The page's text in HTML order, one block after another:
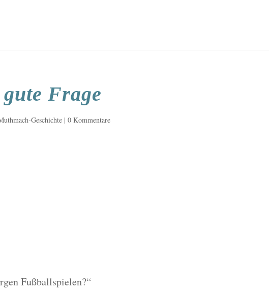
Frage
Geschichte |0 Kommentare
Fußballspielen?“